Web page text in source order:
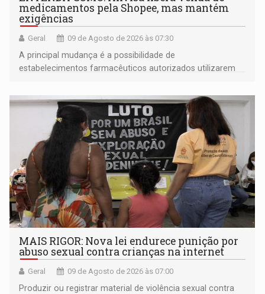
medicamentos pela Shopee, mas mantém
exigências
Geral 09 de Agosto de 2026 às 07:30
A principal mudança é a possibilidade de
estabelecimentos farmacêuticos autorizados utilizarem
MAIS RIGOR: Nova lei endurece punição por
abuso sexual contra crianças na internet
Geral 09 de Agosto de 2026 às 07:00
Produzir ou registrar material de violência sexual contra